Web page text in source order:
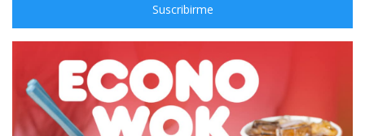
Suscribirme